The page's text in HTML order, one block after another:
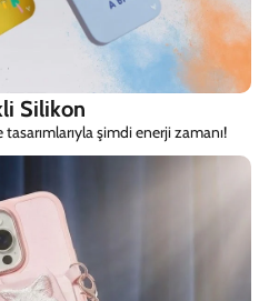
Silikon
tasarımlarıyla şimdi enerji zamanı!